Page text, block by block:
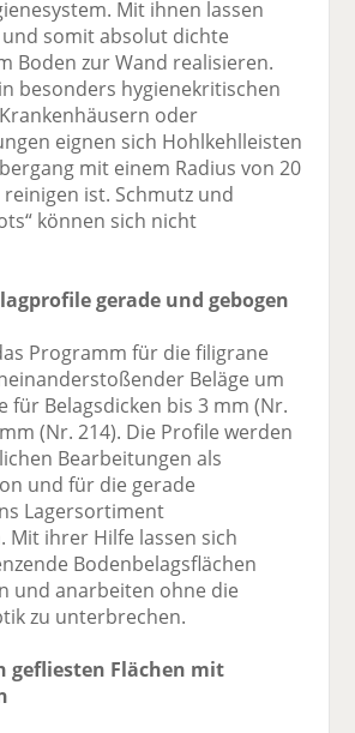
Mit ihnen lassen
somit absolut dichte
Boden zur Wand realisieren.
besonders hygienekritischen
oder
eignen sich Hohlkehlleisten
mit einem Radius von 20
ist. Schmutz und
können sich nicht
gerade und gebogen
Programm für die filigrane
Beläge um
für Belagsdicken bis 3 mm (Nr.
(Nr. 214). Die Profile werden
Bearbeitungen als
und für die gerade
Lagersortiment
Mit ihrer Hilfe lassen sich
Bodenbelagsflächen
und anarbeiten ohne die
zu unterbrechen.
gefliesten Flächen mit